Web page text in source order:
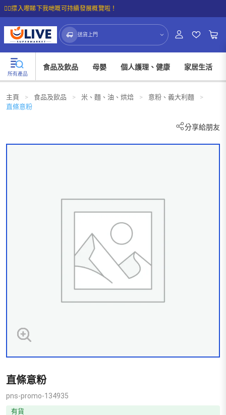
☝🏼㩒入嚟睇下我哋嘅可持續發展概覽啦！
送貨上門
所有產品
食品及飲品 母嬰 個人護理、健康 家居生活
主頁 > 食品及飲品 > 米、麵、油、烘焙 > 意粉、義大利麵
>
直條意粉
分享給朋友
直條意粉
pns-promo-134935
有貨